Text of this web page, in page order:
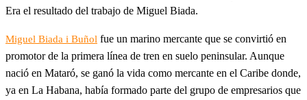
Era el resultado del trabajo de Miguel Biada.
Miguel Biada i Buñol fue un marino mercante que se convirtió en
promotor de la primera línea de tren en suelo peninsular. Aunque
nació en Mataró, se ganó la vida como mercante en el Caribe donde,
ya en La Habana, había formado parte del grupo de empresarios que